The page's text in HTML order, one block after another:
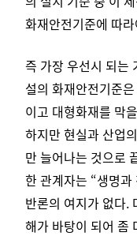
화재안전기준에 따
즉 가장 우선시 되는
설의 화재안전기준
이고 대형화재를 막
하지만 현실과 산업
만 늘어나는 것으로
한 관계자는 “생명
반론의 여지가 없다.
해가 바탕이 되어 좀